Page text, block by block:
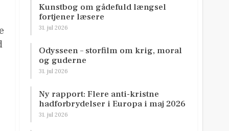
Kunstbog om gådefuld længsel
fortjener læsere
31. jul 2026
Odysseen – storfilm om krig, moral
og guderne
31. jul 2026
Ny rapport: Flere anti-kristne
hadforbrydelser i Europa i maj 2026
31. jul 2026